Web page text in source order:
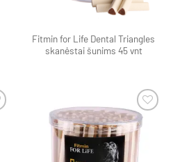
Fitmin for Life Dental Triangles
skanėstai šunims 45 vnt
produktą